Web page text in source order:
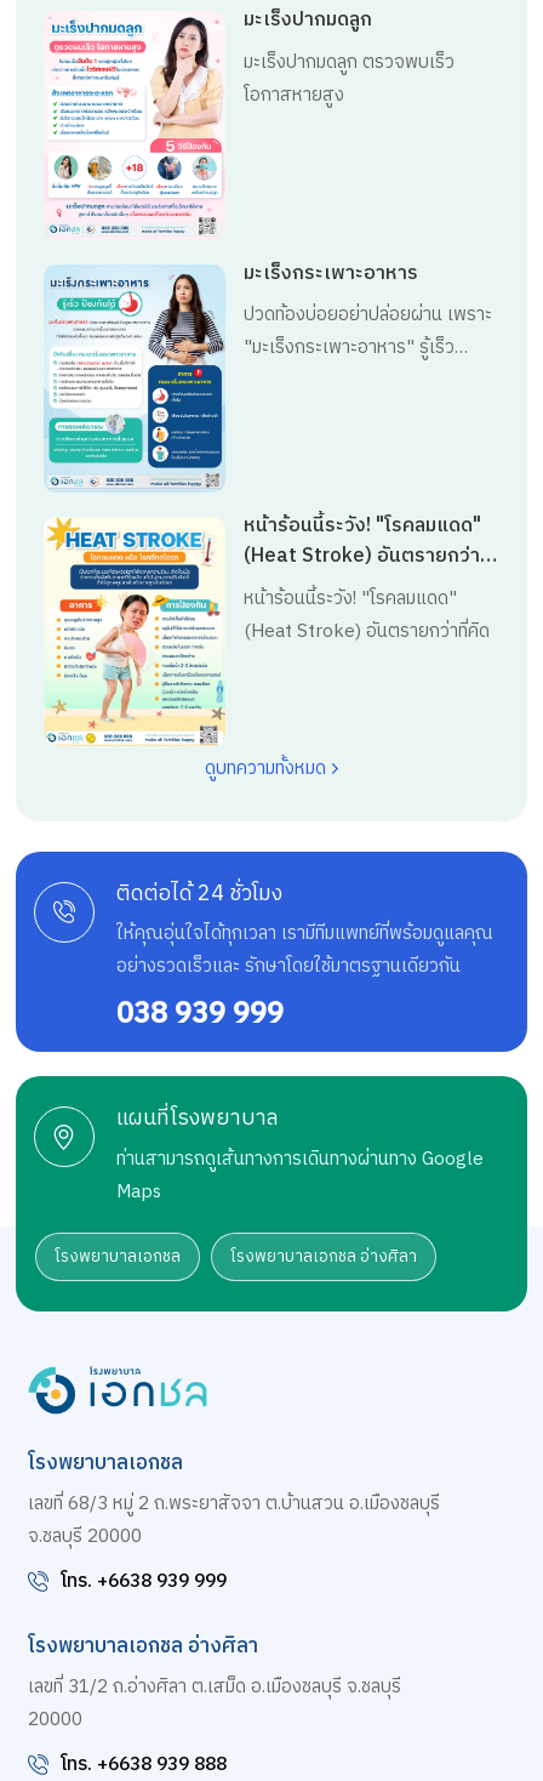
มะเร็งปากมดลูก
มะเร็งปากมดลูก ตรวจพบเร็ว
โอกาสหายสูง
มะเร็งกระเพาะอาหาร
ปวดท้องบ่อยอย่าปล่อยผ่าน เพราะ
"มะเร็งกระเพาะอาหาร" รู้เร็ว
หน้าร้อนนี้ระวัง! "โรคลมแดด"
(Heat Stroke) อันตรายกว่าที่
คิด
หน้าร้อนนี้ระวัง! "โรคลมแดด"
(Heat Stroke) อันตรายกว่าที่คิด
ดูบทความทั้งหมด
ติดต่อได้ 24 ชั่วโมง
ให้คุณอุ่นใจได้ทุกเวลา เรามีทีมแพทย์ที่พร้อมดูแลคุณ
อย่างรวดเร็วและ รักษาโดยใช้มาตรฐานเดียวกัน
038 939 999
แผนที่โรงพยาบาล
ท่านสามารถดูเส้นทางการเดินทางผ่านทาง Google
Maps
โรงพยาบาลเอกชล โรงพยาบาลเอกชล อ่างศิลา
โรงพยาบาลเอกชล
เลขที่ 68/3 หมู่ 2 ถ.พระยาสัจจา ต.บ้านสวน อ.เมืองชลบุรี
จ.ชลบุรี 20000
โทร. +6638 939 999
โรงพยาบาลเอกชล อ่างศิลา
เลขที่ 31/2 ถ.อ่างศิลา ต.เสม็ด อ.เมืองชลบุรี จ.ชลบุรี
20000
โทร. +6638 939 888